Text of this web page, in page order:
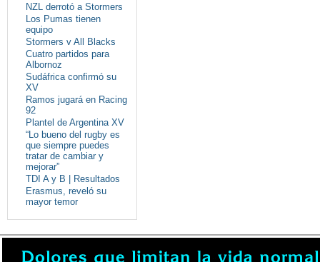
NZL derrotó a Stormers
Los Pumas tienen
equipo
Stormers v All Blacks
Cuatro partidos para
Albornoz
Sudáfrica confirmó su
XV
Ramos jugará en Racing
92
Plantel de Argentina XV
“Lo bueno del rugby es
que siempre puedes
tratar de cambiar y
mejorar”
TDI A y B | Resultados
Erasmus, reveló su
mayor temor